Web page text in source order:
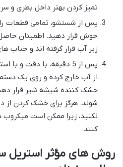
تمیز کردن بهتر داخل بطری و
جوش قرار دهید. اطمینان
زیر آب قرار گرفته اند و حباب
پس از 5 دقیقه، با دقت و
از آب خارج کرده و روی یک
خشک کننده شیشه شیر قرار
شوند. هرگز برای خشک کردن از
نکنید، زیرا ممکن است
کنند.
روش های مؤثر استریل